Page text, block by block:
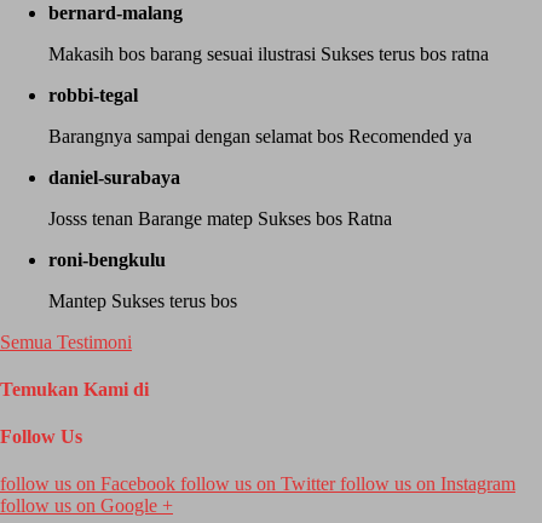
bernard-malang
Makasih bos barang sesuai ilustrasi Sukses terus bos ratna
robbi-tegal
Barangnya sampai dengan selamat bos Recomended ya
daniel-surabaya
Josss tenan Barange matep Sukses bos Ratna
roni-bengkulu
Mantep Sukses terus bos
Semua Testimoni
Temukan Kami di
Follow Us
follow us on Facebook follow us on Twitter follow us on Instagram
follow us on Google +